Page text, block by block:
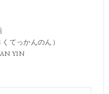
てっかんのん）
YIN